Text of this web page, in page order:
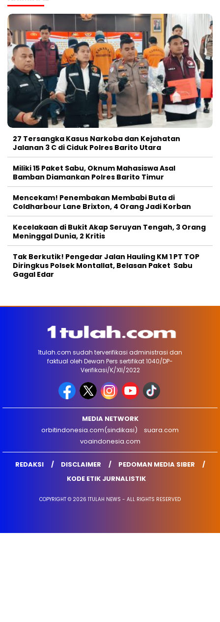
27 Tersangka Kasus Narkoba dan Kejahatan
Jalanan 3 C di Ciduk Polres Barito Utara
Miliki 15 Paket Sabu, Oknum Mahasiswa Asal
Bamban Diamankan Polres Barito Timur
Mencekam! Penembakan Membabi Buta di
Coldharbour Lane Brixton, 4 Orang Jadi Korban
Kecelakaan di Bukit Akap Seruyan Tengah, 3 Orang
Meninggal Dunia, 2 Kritis
Tak Berkutik! Pengedar Jalan Hauling KM 1 PT TOP
Diringkus Polsek Montallat, Belasan Paket Sabu
Gagal Edar
1tulah.com sudah terverifikasi administrasi dan
faktual oleh Dewan Pers sertifikat 1040/DP-
Verifikasi/K/XII/2022
MEDIA NETWORK
orbitindonesia.com(sindikasi)
suara.com
voaindonesia.com
REDAKSI DISCLAIMER
PEDOMAN MEDIA SIBER
KODE ETIK JURNALISTIK
COPYRIGHT © 2026 1TULAH NEWS - ALL RIGHTS RESERVED